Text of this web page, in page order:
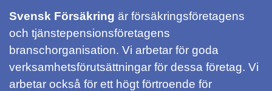
Svensk Försäkring är försäkringsföretagens
och tjänstepensionsföretagens
branschorganisation. Vi arbetar för goda
verksamhetsförutsättningar för dessa företag. Vi
arbetar också för ett högt förtroende för